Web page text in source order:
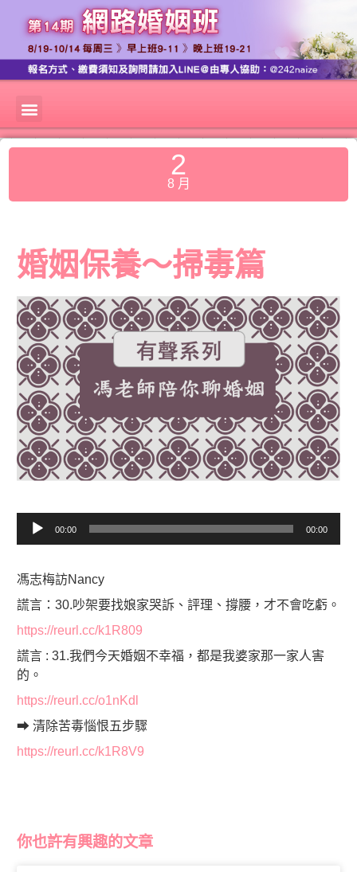
2
8 月
婚姻保養～掃毒篇
放
器
00:00 00:00
馮志梅訪Nancy
謊言：30.吵架要找娘家哭訴、評理、撐腰，才不會吃虧。
https://reurl.cc/k1R809
謊言 : 31.我們今天婚姻不幸福，都是我婆家那一家人害
的。
https://reurl.cc/o1nKdl
➡ 清除苦毒惱恨五步驟
https://reurl.cc/k1R8V9
你也許有興趣的文章